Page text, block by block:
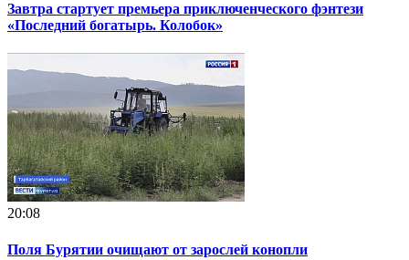
Завтра стартует премьера приключенческого фэнтези
«Последний богатырь. Колобок»
20:08
Поля Бурятии очищают от зарослей конопли